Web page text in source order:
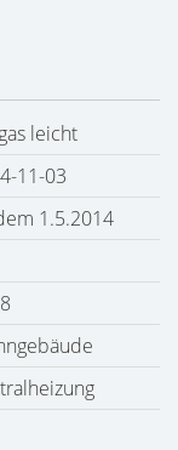
leicht
11-03
1.5.2014